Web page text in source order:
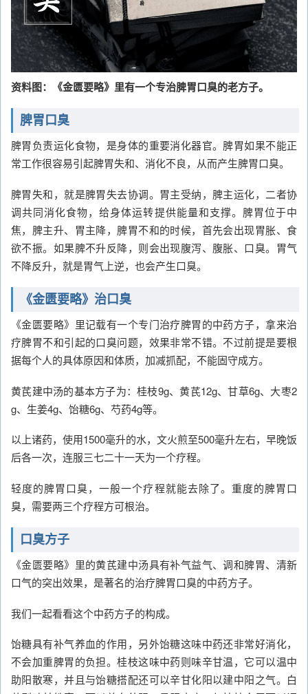
资料图：《金匮要略》里有一个专治脾胃口臭的老方子。
脾胃口臭
脾胃负责运化食物，是身体的重要消化器官。脾胃如果不能正
常工作很容易引起脾胃失和、消化不良，从而产生脾胃口臭。
脾胃失和，就是脾胃失去协调。胃主受纳，脾主运化，二者协
调共同消化食物，给身体运转提供能量和支撑。脾胃位于中
焦，脾主升、胃主降，脾胃不和的时候，首先会出现胃胀、食
欲不振。如果脾不升反降，则会出现腹泻、腹胀、口臭。胃气
不降反升，就是胃气上逆，也会产生口臭。
《金匮要略》治口臭
《金匮要略》里记载有一个专门治疗脾胃的中药方子，拿来治
疗脾胃不和引起的口臭问题，效果非常不错。不过前提是要根
据每个人的具体原因和体质，加减抓配，不能固守成方。
黄芪建中汤的基本方子为：桂枝9g、黄芪12g、甘草6g、大枣2
g、生姜4g、饴糖6g、芍药4g等。
以上诸药，使用1500毫升的水，文火煎至500毫升左右，早晚饭
后各一次，连服三七二十一天为一个疗程。
轻度的脾胃口臭，一般一个疗程就能去除了。重度的脾胃口
臭，需要两三个疗程方可根治。
口臭方子
《金匮要略》里的黄芪建中汤具有补气益气、调和脾胃、清新
口气的突出效果，是著名的治疗脾胃口臭的中药方子。
我们一起看看这个中药方子的构成。
饴糖具有补气养血的作用，另外饴糖这味中药还非常好消化，
不会加重脾胃的负担。桂枝这味中药则味辛甘温，它可以温中
助阳散寒，并且与饴糖搭配还可以辛甘化阳以建中阳之气。白